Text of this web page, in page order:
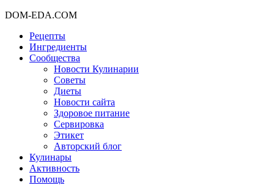
DOM-EDA.COM
Рецепты
Ингредиенты
Сообщества
Новости Кулинарии
Советы
Диеты
Новости сайта
Здоровое питание
Сервировка
Этикет
Авторский блог
Кулинары
Активность
Помощь